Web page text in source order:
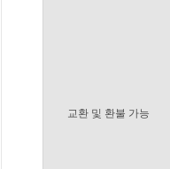
교환 및 환불 가능